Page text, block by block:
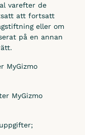
varefter de
att fortsatt
eller om
på en annan
MyGizmo
MyGizmo